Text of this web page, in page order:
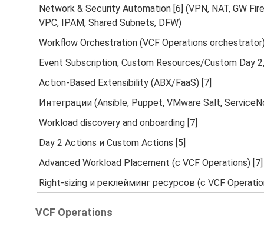
Network & Security Automation [6] (VPN, NAT, GW
VPC, IPAM, Shared Subnets, DFW)
Workflow Orchestration (VCF Operations
Event Subscription, Custom Resources/Custom Day
Action-Based Extensibility (ABX/FaaS) [7]
Интеграции (Ansible, Puppet, VMware Salt,
Workload discovery and onboarding [7]
Day 2 Actions и Custom Actions [5]
Advanced Workload Placement (с VCF Operations) [7]
Right-sizing и реклейминг ресурсов (с VCF
VCF Operations